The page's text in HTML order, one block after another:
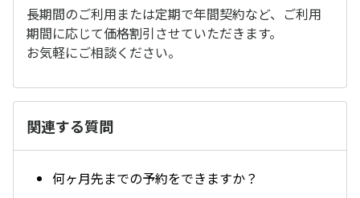
長期間のご利用または定期で年間契約など、ご利用
期間に応じて価格割引させていただきます。
お気軽にご相談ください。
関連する質問
何ヶ月先までの予約をできますか？